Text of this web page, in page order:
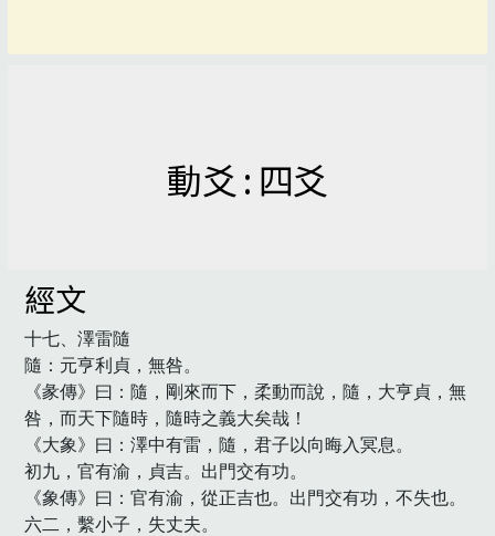
動爻 : 四爻
經文
十七、澤雷隨
隨：元亨利貞，無咎。
《彖傳》曰：隨，剛來而下，柔動而說，隨，大亨貞，無
咎，而天下隨時，隨時之義大矣哉！
《大象》曰：澤中有雷，隨，君子以向晦入冥息。
初九，官有渝，貞吉。出門交有功。
《象傳》曰：官有渝，從正吉也。出門交有功，不失也。
六二，繫小子，失丈夫。